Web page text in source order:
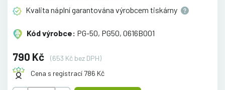
Kvalita náplní garantována výrobcem tiskárny
Kód výrobce: PG-50, PG50, 0616B001
790 Kč
(653 Kč bez DPH)
Cena s registrací 786 Kč